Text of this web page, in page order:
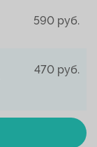
590 руб.
470 руб.